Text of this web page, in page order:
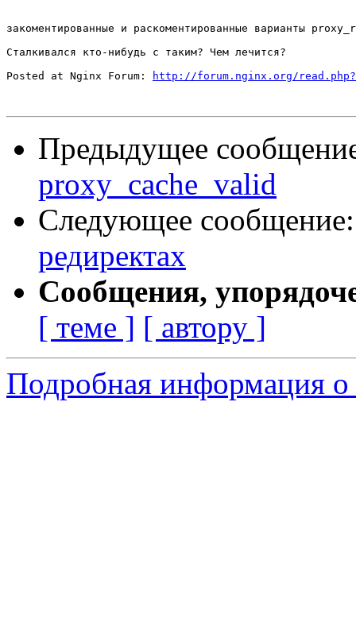
закоментированные и раскоментированные варианты
Сталкивался кто-нибудь с таким? Чем лечится?
Posted at Nginx Forum:
http://forum.nginx.org/
Предыдущее
proxy_cache_valid
Следующее
редиректах
Сообщения,
[ теме ] [ автору ]
Подробная информация